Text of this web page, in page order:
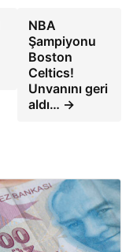
NBA
Şampiyonu
Boston
Celtics!
Unvanını geri
aldı… →